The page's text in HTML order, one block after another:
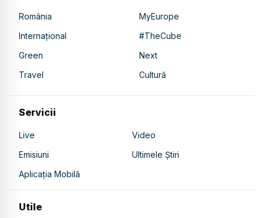
România
MyEurope
Internațional
#TheCube
Green
Next
Travel
Cultură
Servicii
Live
Video
Emisiuni
Ultimele Știri
Aplicația Mobilă
Utile